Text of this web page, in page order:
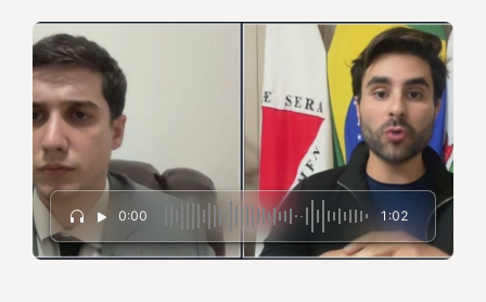
0:00 1:02